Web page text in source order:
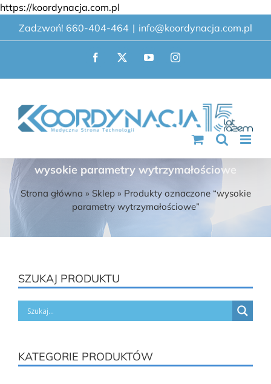
https://koordynacja.com.pl
do
zawartości
Zadzwoń! 660-404-464 | info@koordynacja.com.pl
Facebook
X YouTubeInstagram
wysokie parametry wytrzymałościowe
Strona główna » Sklep» Produkty oznaczone “wysokie
parametry wytrzymałościowe”
SZUKAJ PRODUKTU
KATEGORIE PRODUKTÓW